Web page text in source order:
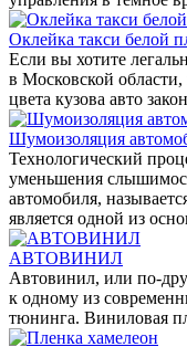
Оклейка такси белой
Если вы хотите
в Московской
цвета кузова авто
Шумоизоляция
Технологический
уменьшения
автомобиля,
является одной из
АВТОВИНИЛ
Автовинил, или по-
к одному из
тюнинга. Виниловая